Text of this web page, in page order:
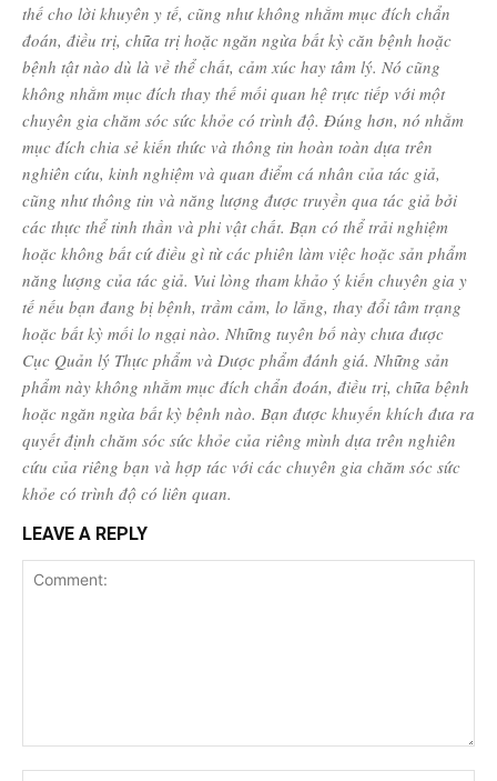
thế cho lời khuyên y tế, cũng như không nhằm mục đích chẩn
đoán, điều trị, chữa trị hoặc ngăn ngừa bất kỳ căn bệnh hoặc
bệnh tật nào dù là về thể chất, cảm xúc hay tâm lý. Nó cũng
không nhằm mục đích thay thế mối quan hệ trực tiếp với một
chuyên gia chăm sóc sức khỏe có trình độ. Đúng hơn, nó nhằm
mục đích chia sẻ kiến ​​thức và thông tin hoàn toàn dựa trên
nghiên cứu, kinh nghiệm và quan điểm cá nhân của tác giả,
cũng như thông tin và năng lượng được truyền qua tác giả bởi
các thực thể tinh thần và phi vật chất. Bạn có thể trải nghiệm
hoặc không bất cứ điều gì từ các phiên làm việc hoặc sản phẩm
năng lượng của tác giả. Vui lòng tham khảo ý kiến ​​chuyên gia y
tế nếu bạn đang bị bệnh, trầm cảm, lo lắng, thay đổi tâm trạng
hoặc bất kỳ mối lo ngại nào. Những tuyên bố này chưa được
Cục Quản lý Thực phẩm và Dược phẩm đánh giá. Những sản
phẩm này không nhằm mục đích chẩn đoán, điều trị, chữa bệnh
hoặc ngăn ngừa bất kỳ bệnh nào. Bạn được khuyến khích đưa ra
quyết định chăm sóc sức khỏe của riêng mình dựa trên nghiên
cứu của riêng bạn và hợp tác với các chuyên gia chăm sóc sức
khỏe có trình độ có liên quan.
LEAVE A REPLY